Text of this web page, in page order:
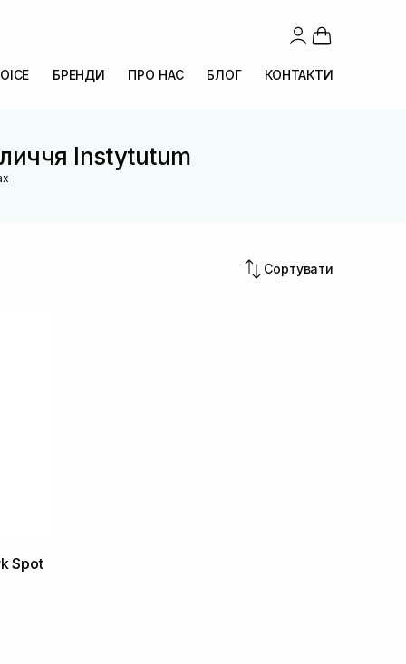
БРЕНДИ ПРО НАС БЛОГ КОНТАКТИ
Instytutum
Сортувати
Spot